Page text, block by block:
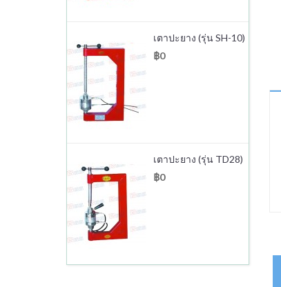
เตาปะยาง (รุ่น SH-10)
฿0
เตาปะยาง (รุ่น TD28)
฿0